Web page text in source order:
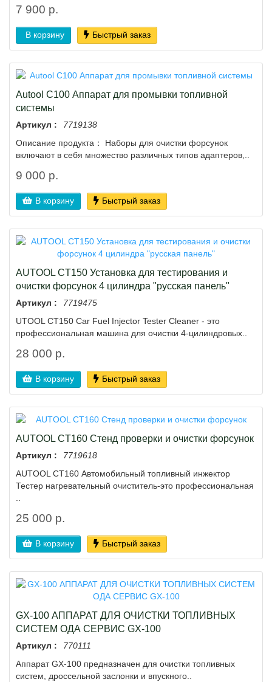
7 900 р.
В корзину Быстрый заказ
Autool C100 Аппарат для промывки топливной
системы
Артикул :
7719138
Описание продукта： Наборы для очистки форсунок
включают в себя множество различных типов адаптеров,..
9 000 р.
В корзину Быстрый заказ
AUTOOL CT150 Установка для тестирования и
очистки форсунок 4 цилиндра "русская панель"
Артикул :
7719475
UTOOL CT150 Car Fuel Injector Tester Cleaner - это
профессиональная машина для очистки 4-цилиндровых..
28 000 р.
В корзину Быстрый заказ
AUTOOL CT160 Стенд проверки и очистки форсунок
Артикул :
7719618
AUTOOL CT160 Автомобильный топливный инжектор
Тестер нагревательный очиститель-это профессиональная
25 000 р.
В корзину Быстрый заказ
GX-100 АППАРАТ ДЛЯ ОЧИСТКИ ТОПЛИВНЫХ
СИСТЕМ ОДА СЕРВИС GX-100
Артикул :
770111
Аппарат GX-100 предназначен для очистки топливных
систем, дроссельной заслонки и впускного..